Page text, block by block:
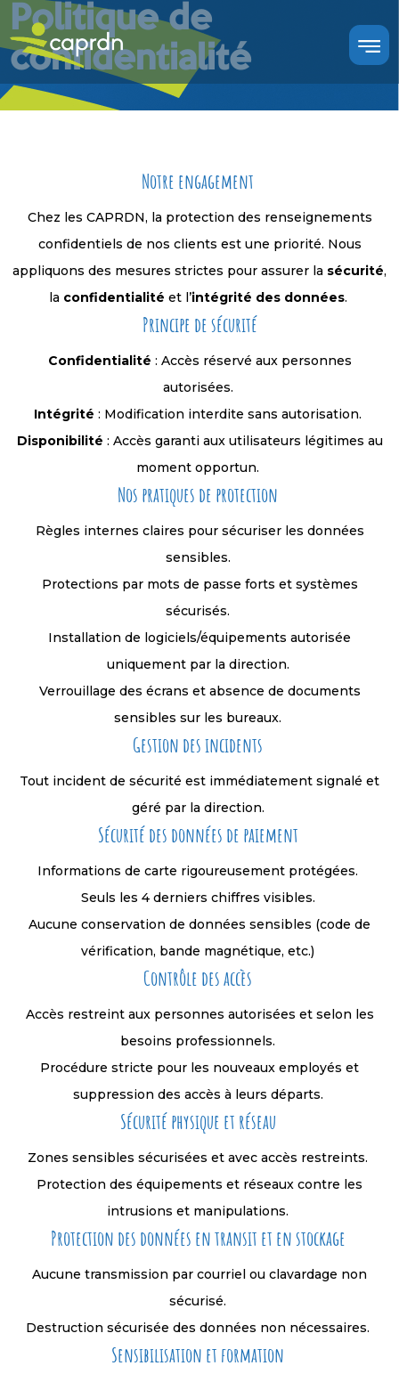
Politique de
confidentialité
Notre engagement
Chez les CAPRDN, la protection des renseignements
confidentiels de nos clients est une priorité. Nous
appliquons des mesures strictes pour assurer la sécurité,
la confidentialité et l’intégrité des données.
Principe de sécurité
Confidentialité : Accès réservé aux personnes
autorisées.
Intégrité : Modification interdite sans autorisation.
Disponibilité : Accès garanti aux utilisateurs légitimes au
moment opportun.
Nos pratiques de protection
Règles internes claires pour sécuriser les données
sensibles.
Protections par mots de passe forts et systèmes
sécurisés.
Installation de logiciels/équipements autorisée
uniquement par la direction.
Verrouillage des écrans et absence de documents
sensibles sur les bureaux.
Gestion des incidents
Tout incident de sécurité est immédiatement signalé et
géré par la direction.
Sécurité des données de paiement
Informations de carte rigoureusement protégées.
Seuls les 4 derniers chiffres visibles.
Aucune conservation de données sensibles (code de
vérification, bande magnétique, etc.)
Contrôle des accès
Accès restreint aux personnes autorisées et selon les
besoins professionnels.
Procédure stricte pour les nouveaux employés et
suppression des accès à leurs départs.
Sécurité physique et réseau
Zones sensibles sécurisées et avec accès restreints.
Protection des équipements et réseaux contre les
intrusions et manipulations.
Protection des données en transit et en stockage
Aucune transmission par courriel ou clavardage non
sécurisé.
Destruction sécurisée des données non nécessaires.
Sensibilisation et formation